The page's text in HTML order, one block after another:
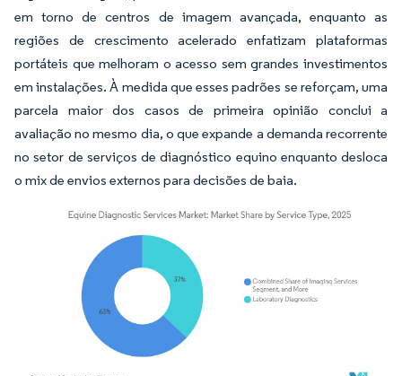
em torno de centros de imagem avançada, enquanto as
regiões de crescimento acelerado enfatizam plataformas
portáteis que melhoram o acesso sem grandes investimentos
em instalações. À medida que esses padrões se reforçam, uma
parcela maior dos casos de primeira opinião conclui a
avaliação no mesmo dia, o que expande a demanda recorrente
no setor de serviços de diagnóstico equino enquanto desloca
o mix de envios externos para decisões de baia.